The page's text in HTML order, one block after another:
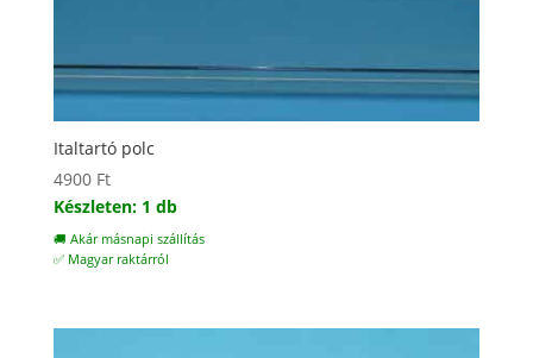
Italtartó polc
4900 Ft
Készleten: 1 db
🚚 Akár másnapi szállítás
✅ Magyar raktárról